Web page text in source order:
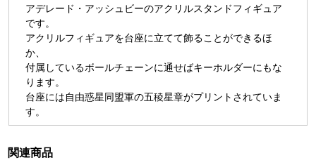
アデレード・アッシュビーのアクリルスタンドフィギュア
です。
アクリルフィギュアを台座に立てて飾ることができるほ
か、
付属しているボールチェーンに通せばキーホルダーにもな
ります。
台座には自由惑星同盟軍の五稜星章がプリントされていま
す。
関連商品